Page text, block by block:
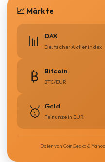
📈 Märkte
📊 DAX
Deutscher Aktienindex
₿ Bitcoin
BTC/EUR
🥇 Gold
Feinunze in EUR
Daten von CoinGecko &